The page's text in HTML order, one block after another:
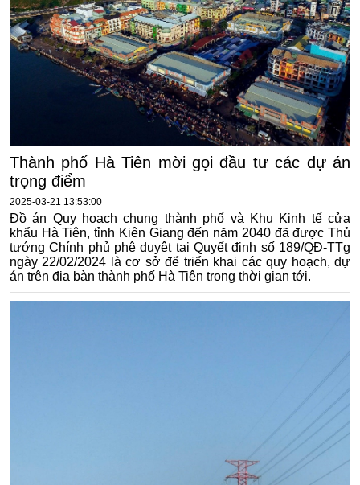
Thành phố Hà Tiên mời gọi đầu tư các dự án
trọng điểm
2025-03-21 13:53:00
Đồ án Quy hoạch chung thành phố và Khu Kinh tế cửa
khẩu Hà Tiên, tỉnh Kiên Giang đến năm 2040 đã được Thủ
tướng Chính phủ phê duyệt tại Quyết định số 189/QĐ-TTg
ngày 22/02/2024 là cơ sở để triển khai các quy hoạch, dự
án trên địa bàn thành phố Hà Tiên trong thời gian tới.